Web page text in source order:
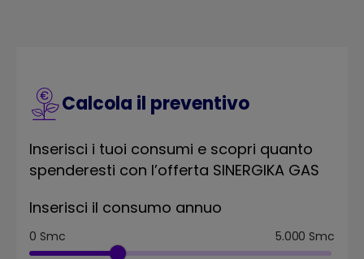
Calcola il preventivo
Inserisci i tuoi consumi e scopri quanto
spenderesti con l’offerta SINERGIKA GAS
Inserisci il consumo annuo
0 Smc 5.000 Smc